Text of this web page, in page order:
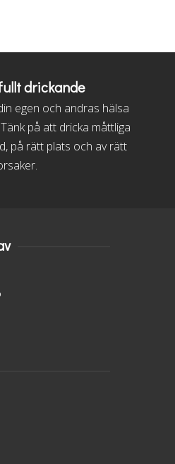
drickande
egen och andras hälsa
på att dricka måttliga
på rätt plats och av rätt